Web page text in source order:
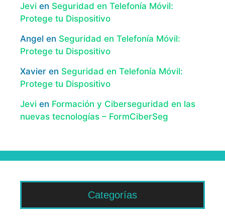
Jevi en Seguridad en Telefonía Móvil:
Protege tu Dispositivo
Angel en Seguridad en Telefonía Móvil:
Protege tu Dispositivo
Xavier en Seguridad en Telefonía Móvil:
Protege tu Dispositivo
Jevi en Formación y Ciberseguridad en las
nuevas tecnologías – FormCiberSeg
Categorías